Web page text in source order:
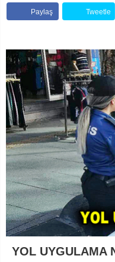
Paylaş Tweetle
YOL UYGULAMA